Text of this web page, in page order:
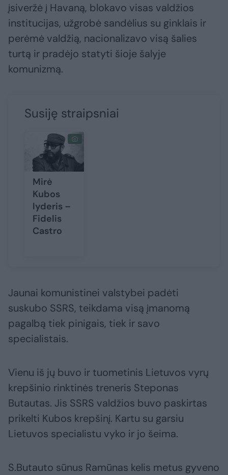
įsiveržė į Havaną, blokavo visas valdžios
institucijas, užgrobė sandėlius su ginklais ir
perėmė valdžią, nacionalizavo visą šalies
turtą ir pradėjo statyti šioje šalyje
komunizmą.
Susiję straipsniai
Mirė
Kubos
lyderis –
Fidelis
Castro
Jaunai komunistinei valstybei padėti
suskubo SSRS, teikdama visą įmanomą
pagalbą tiek pinigais, tiek ir savo
specialistais.
Vienu iš jų buvo ir tuometinis Lietuvos vyrų
krepšinio rinktinės treneris Steponas
Butautas. Jis SSRS valdžios buvo paskirtas
prikelti Kubos krepšinį. Kartu su garsiu
Lietuvos specialistu vyko ir jo šeima.
S.Butauto sūnus Ramūnas kelis metus gyveno